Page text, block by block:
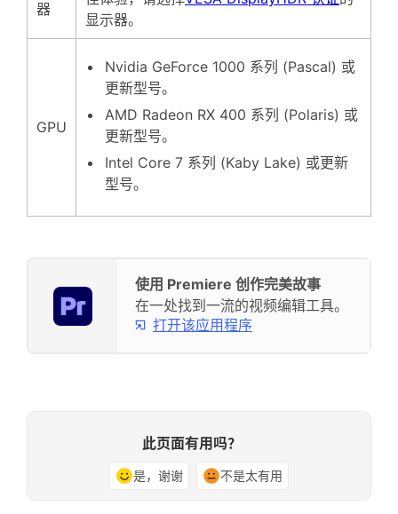
器
显示器。
GPU
Nvidia GeForce 1000 系列 (Pascal) 或
更新型号。
AMD Radeon RX 400 系列 (Polaris) 或
更新型号。
Intel Core 7 系列 (Kaby Lake) 或更新
型号。
使用 Premiere 创作完美故事
在一处找到一流的视频编辑工具。
打开该应用程序
此页面有用吗？
是，谢谢 不是太有用